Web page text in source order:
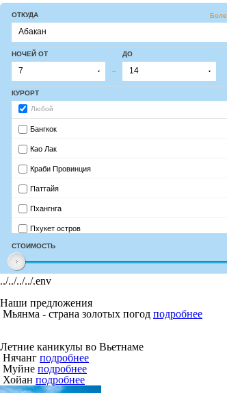
../../../../.env
Наши предложения
Мьянма - страна золотых погод подробнее
Летние каникулы во Вьетнаме
Нячанг подробнее
Муйне подробнее
Хойан подробнее